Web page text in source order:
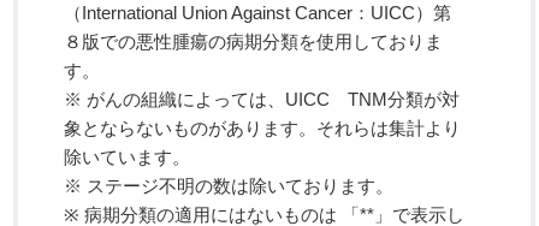
（International Union Against Cancer：UICC）第
８版での悪性腫瘍の病期分類を使用しておりま
す。
※ がんの組織によっては、UICC TNM分類が対
象とならないものがあります。それらは集計より
除いています。
※ ステージ不明の数は除いております。
※ 病期分類の適用にはないものは 「**」で表示し